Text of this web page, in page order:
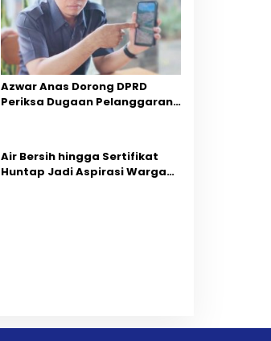
Azwar Anas Dorong DPRD
Periksa Dugaan Pelanggaran
Air Bersih hingga Sertifikat
Huntap Jadi Aspirasi Warga